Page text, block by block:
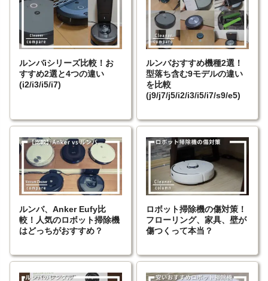
ルンバiシリーズ比較！お
すすめ2選と4つの違い
(i2/i3/i5/i7)
ルンバおすすめ機種2選！
型落ち含む9モデルの違い
を比較
(j9/j7/j5/i2/i3/i5/i7/s9/e5)
ルンバ、Anker Eufy比
較！人気のロボット掃除機
はどっちがおすすめ？
ロボット掃除機の傷対策！
フローリング、家具、壁が
傷つくって本当？